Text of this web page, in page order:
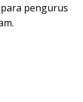
pengurus